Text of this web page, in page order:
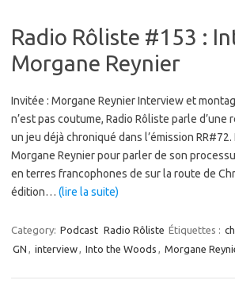
Radio Rôliste #153 :
Morgane Reynier
Invitée : Morgane Reynier Interview et
n’est pas coutume, Radio Rôliste parle
un jeu déjà chroniqué dans l’émission
Morgane Reynier pour parler de son
en terres francophones de sur la route de
édition… (lire la suite)
Category: Podcast Radio Rôliste Étiquettes :
GN , interview, Into the Woods , Morgane